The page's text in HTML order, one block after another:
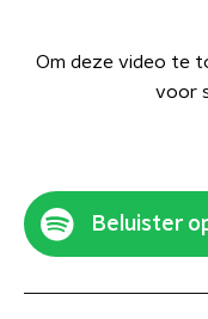
Om deze video te
voor
Beluister